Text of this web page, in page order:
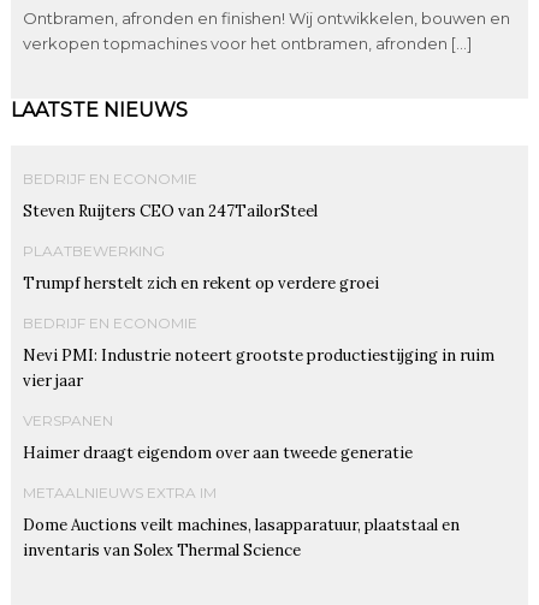
Ontbramen, afronden en finishen! Wij ontwikkelen, bouwen en
verkopen topmachines voor het ontbramen, afronden […]
LAATSTE NIEUWS
BEDRIJF EN ECONOMIE
Steven Ruijters CEO van 247TailorSteel
PLAATBEWERKING
Trumpf herstelt zich en rekent op verdere groei
BEDRIJF EN ECONOMIE
Nevi PMI: Industrie noteert grootste productiestijging in ruim
vier jaar
VERSPANEN
Haimer draagt eigendom over aan tweede generatie
METAALNIEUWS EXTRA IM
Dome Auctions veilt machines, lasapparatuur, plaatstaal en
inventaris van Solex Thermal Science